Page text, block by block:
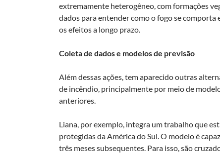
extremamente heterogêneo, com formações
dados para entender como o fogo se comporta
os efeitos a longo prazo.
Coleta de dados e modelos de previsão
Além dessas ações, tem aparecido outras
de incêndio, principalmente por meio de
anteriores.
Liana, por exemplo, integra um trabalho que
protegidas da América do Sul. O modelo é
três meses subsequentes. Para isso, são